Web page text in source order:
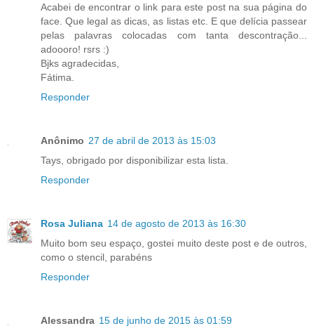
Acabei de encontrar o link para este post na sua página do
face. Que legal as dicas, as listas etc. E que delícia passear
pelas palavras colocadas com tanta descontração...
adoooro! rsrs :)
Bjks agradecidas,
Fátima.
Responder
Anônimo 27 de abril de 2013 às 15:03
Tays, obrigado por disponibilizar esta lista.
Responder
Rosa Juliana 14 de agosto de 2013 às 16:30
Muito bom seu espaço, gostei muito deste post e de outros,
como o stencil, parabéns
Responder
Alessandra 15 de junho de 2015 às 01:59